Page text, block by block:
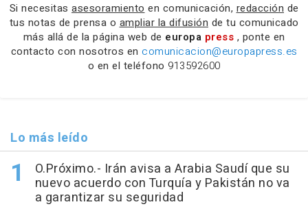
Si necesitas asesoramiento en comunicación, redacción de
tus notas de prensa o ampliar la difusión de tu comunicado
más allá de la página web de europa press , ponte en
contacto con nosotros en comunicacion@europapress.es
o en el teléfono 913592600
Lo más leído
O.Próximo.- Irán avisa a Arabia Saudí que su
nuevo acuerdo con Turquía y Pakistán no va
a garantizar su seguridad